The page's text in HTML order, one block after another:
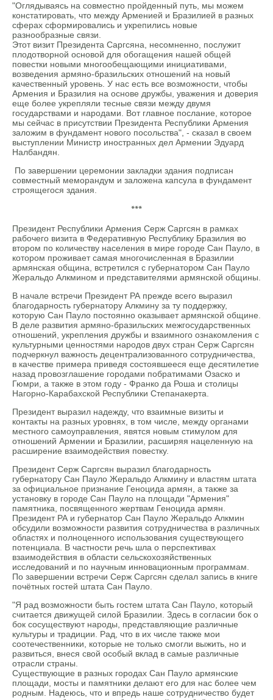
"Оглядываясь на совместно пройденный путь, мы можем
констатировать, что между Арменией и Бразилией в разных
сферах сформировались и укрепились новые
разнообразные связи.
Этот визит Президента Саргсяна, несомненно, послужит
плодотворной основой для обогащения нашей общей
повестки новыми многообещающими инициативами,
возведения армяно-бразильских отношений на новый
качественный уровень. У нас есть все возможности, чтобы
Армения и Бразилия на основе дружбы, уважения и доверия
еще более укрепляли тесные связи между двумя
государствами и народами. Вот главное послание, которое
мы сейчас в присутствии Президента Республики Армения
заложим в фундамент нового посольства", - сказал в своем
выступлении Министр иностранных дел Армении Эдуард
Налбандян.
По завершении церемонии закладки здания подписан
совместный меморандум и заложена капсула в фундамент
строящегося здания.
***
Президент Республики Армения Серж Саргсян в рамках
рабочего визита в Федеративную Республику Бразилия во
втором по количеству населения в мире городе Сан Пауло, в
котором проживает самая многочисленная в Бразилии
армянская община, встретился с губернатором Сан Пауло
Жеральдо Алкмином и представителями армянской общины.
В начале встречи Президент РА прежде всего выразил
благодарность губернатору Алкмину за ту поддержку,
которую Сан Пауло постоянно оказывает армянской общине.
В деле развития армяно-бразильских межгосударственных
отношений, укрепления дружбы и взаимного ознакомления с
культурными ценностями народов двух стран Серж Саргсян
подчеркнул важность децентрализованного сотрудничества,
в качестве примера приведя состоявшееся еще десятилетие
назад провозглашение городами побратимами Озаско и
Гюмри, а также в этом году - Франко да Роша и столицы
Нагорно-Карабахской Республики Степанакерта.
Президент выразил надежду, что взаимные визиты и
контакты на разных уровнях, в том числе, между органами
местного самоуправления, явятся новым стимулом для
отношений Армении и Бразилии, расширяя нацеленную на
расширение взаимодействия повестку.
Президент Серж Саргсян выразил благодарность
губернатору Сан Пауло Жеральдо Алкмину и властям штата
за официальное признание Геноцида армян, а также за
установку в городе Сан Пауло на площади "Армения"
памятника, посвященного жертвам Геноцида армян.
Президент РА и губернатор Сан Пауло Жеральдо Алкмин
обсудили возможности развития сотрудничества в различных
областях и полноценного использования существующего
потенциала. В частности речь шла о перспективах
взаимодействия в области сельскохозяйственных
исследований и по научным инновационным программам.
По завершении встречи Серж Саргсян сделал запись в книге
почётных гостей штата Сан Пауло.
"Я рад возможности быть гостем штата Сан Пауло, который
считается движущей силой Бразилии. Здесь в согласии бок о
бок сосуществуют народы, представляющие различные
культуры и традиции. Рад, что в их числе также мои
соотечественники, которые не только смогли выжить, но и
развиться, внеся свой особый вклад в самые различные
отрасли страны.
Существующие в разных городах Сан Пауло армянские
площади, мосты и памятники делают его для нас более чем
родным. Надеюсь, что и впредь наше сотрудничество будет